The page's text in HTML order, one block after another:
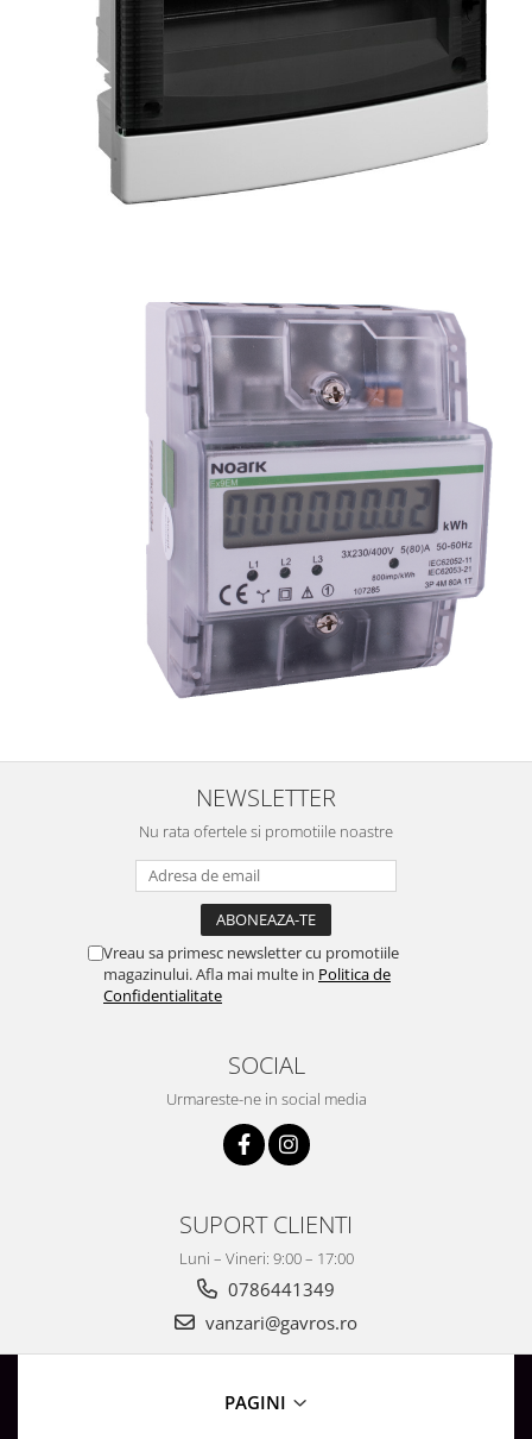
NEWSLETTER
Nu rata ofertele si promotiile noastre
Vreau sa primesc newsletter cu promotiile
magazinului. Afla mai multe in Politica de
Confidentialitate
SOCIAL
Urmareste-ne in social media
SUPORT CLIENTI
Luni – Vineri: 9:00 – 17:00
0786441349
vanzari@gavros.ro
PAGINI